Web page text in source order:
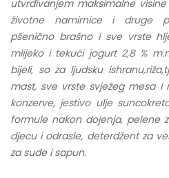
utvrđivanjem maksimalne
životne namirnice i druge
pšenično brašno i sve vrste
mlijeko i tekući jogurt 2,8 %
bijeli, so za ljudsku
mast, sve vrste svježeg mesa i
konzerve, jestivo ulje
formule nakon dojenja, pelene
djecu i odrasle, deterdžent za
za suđe i sapun.